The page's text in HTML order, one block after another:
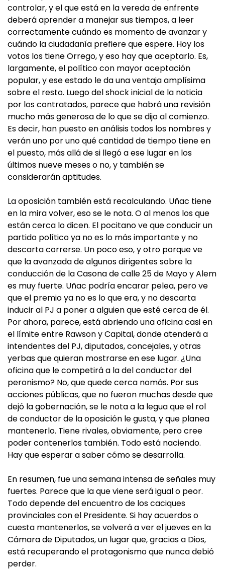
controlar, y el que está en la vereda de enfrente
deberá aprender a manejar sus tiempos, a leer
correctamente cuándo es momento de avanzar y
cuándo la ciudadanía prefiere que espere. Hoy los
votos los tiene Orrego, y eso hay que aceptarlo. Es,
largamente, el político con mayor aceptación
popular, y ese estado le da una ventaja amplísima
sobre el resto. Luego del shock inicial de la noticia
por los contratados, parece que habrá una revisión
mucho más generosa de lo que se dijo al comienzo.
Es decir, han puesto en análisis todos los nombres y
verán uno por uno qué cantidad de tiempo tiene en
el puesto, más allá de si llegó a ese lugar en los
últimos nueve meses o no, y también se
considerarán aptitudes.
La oposición también está recalculando. Uñac tiene
en la mira volver, eso se le nota. O al menos los que
están cerca lo dicen. El pocitano ve que conducir un
partido político ya no es lo más importante y no
descarta correrse. Un poco eso, y otro porque ve
que la avanzada de algunos dirigentes sobre la
conducción de la Casona de calle 25 de Mayo y Alem
es muy fuerte. Uñac podría encarar pelea, pero ve
que el premio ya no es lo que era, y no descarta
inducir al PJ a poner a alguien que esté cerca de él.
Por ahora, parece, está abriendo una oficina casi en
el límite entre Rawson y Capital, donde atenderá a
intendentes del PJ, diputados, concejales, y otras
yerbas que quieran mostrarse en ese lugar. ¿Una
oficina que le competirá a la del conductor del
peronismo? No, que quede cerca nomás. Por sus
acciones públicas, que no fueron muchas desde que
dejó la gobernación, se le nota a la legua que el rol
de conductor de la oposición le gusta, y que planea
mantenerlo. Tiene rivales, obviamente, pero cree
poder contenerlos también. Todo está naciendo.
Hay que esperar a saber cómo se desarrolla.
En resumen, fue una semana intensa de señales muy
fuertes. Parece que la que viene será igual o peor.
Todo depende del encuentro de los caciques
provinciales con el Presidente. Si hay acuerdos o
cuesta mantenerlos, se volverá a ver el jueves en la
Cámara de Diputados, un lugar que, gracias a Dios,
está recuperando el protagonismo que nunca debió
perder.